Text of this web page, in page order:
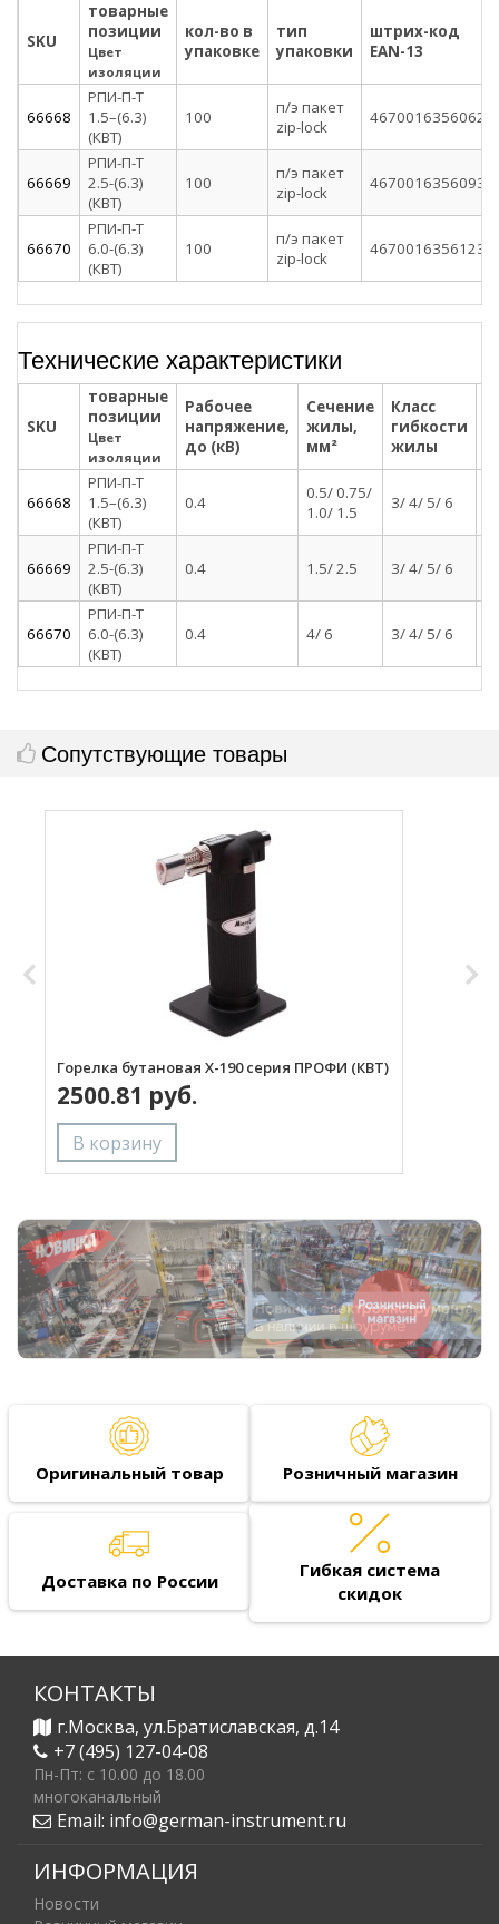
SKU
товарные
позиции
Цвет
изоляции
кол-во в
упаковке
тип
упаковки
штрих-код
EAN-13
66668
РПИ-П-Т
1.5–(6.3)
(КВТ)
100
п/э пакет
zip-lock
4670016356062
66669
РПИ-П-Т
2.5-(6.3)
(КВТ)
100
п/э пакет
zip-lock
4670016356093
66670
РПИ-П-Т
6.0-(6.3)
(КВТ)
100
п/э пакет
zip-lock
4670016356123
Технические характеристики
SKU
товарные
позиции
Цвет
изоляции
Рабочее
напряжение,
до (кВ)
Сечение
жилы,
мм²
Класс
гибкости
жилы
66668
РПИ-П-Т
1.5–(6.3)
(КВТ)
0.4
0.5/ 0.75/
1.0/ 1.5
3/ 4/ 5/ 6
66669
РПИ-П-Т
2.5-(6.3)
(КВТ)
0.4 1.5/ 2.5 3/ 4/ 5/ 6
66670
РПИ-П-Т
6.0-(6.3)
(КВТ)
0.4 4/ 6 3/ 4/ 5/ 6
Сопутствующие товары
Горелка бутановая X-190 серия ПРОФИ (КВТ)
2500.81 руб.
Оригинальный товар Розничный магазин
Доставка по России
Гибкая система
скидок
КОНТАКТЫ
г.Москва, ул.Братиславская, д.14
+7 (495) 127-04-08
Пн-Пт: c 10.00 до 18.00
многоканальный
Email: info@german-instrument.ru
ИНФОРМАЦИЯ
Новости